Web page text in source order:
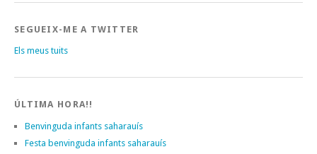
SEGUEIX-ME A TWITTER
Els meus tuits
ÚLTIMA HORA!!
Benvinguda infants saharauís
Festa benvinguda infants saharauís